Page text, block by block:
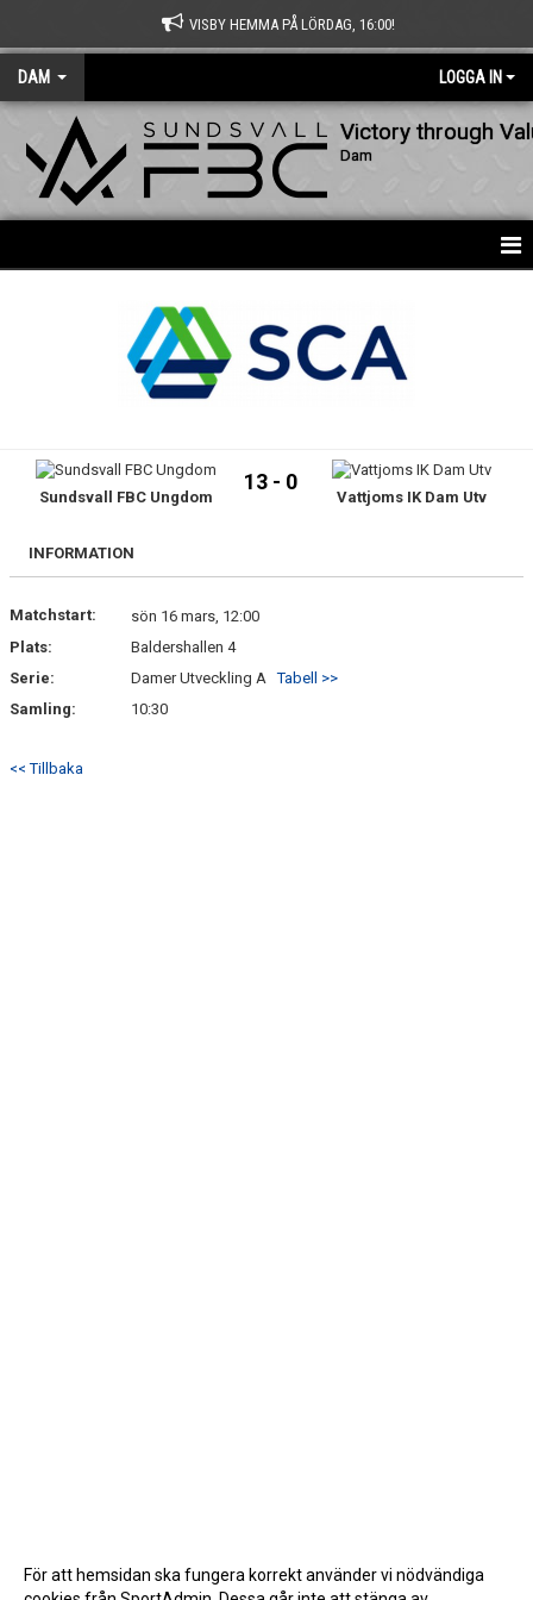
VISBY HEMMA PÅ LÖRDAG, 16:00!
DAM LOGGA IN
Victory through
Dam
TRUPPEN
DOKUMENT
KONTAKT
BETALNINGSINFORMATION
Sundsvall FBC Ungdom
13 - 0
Vattjoms IK Dam Utv
INFORMATION
Matchstart:
sön 16 mars, 12:00
Plats:
Baldershallen 4
Serie:
Damer Utveckling ATabell >>
Samling:
10:30
<< Tillbaka
För att hemsidan ska fungera korrekt använder vi nödvändiga